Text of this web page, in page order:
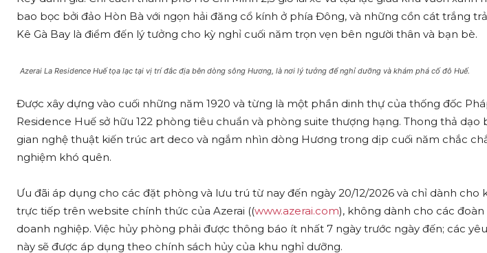
bao bọc bởi đảo Hòn Bà với ngọn hải đăng cổ kính ở phía Đông, và những cồn cát trắng
Kê Gà Bay là điểm đến lý tưởng cho kỳ nghỉ cuối năm trọn vẹn bên người thân và bạn bè.
Azerai La Residence Huế tọa lạc tại vị trí đắc địa bên dòng sông Hương, là nơi lý tưởng để nghỉ dưỡng và khám phá cố đô Huế.
Được xây dựng vào cuối những năm 1920 và từng là một phần dinh thự của thống đốc
Residence Huế sở hữu 122 phòng tiêu chuẩn và phòng suite thượng hạng. Thong thả
gian nghệ thuật kiến trúc art deco và ngắm nhìn dòng Hương trong dịp cuối năm chắc
nghiệm khó quên.
Ưu đãi áp dụng cho các đặt phòng và lưu trú từ nay đến ngày 20/12/2026 và chỉ dành cho
trực tiếp trên website chính thức của Azerai ((www.azerai.com), không dành cho các
doanh nghiệp. Việc hủy phòng phải được thông báo ít nhất 7 ngày trước ngày đến; các
này sẽ được áp dụng theo chính sách hủy của khu nghỉ dưỡng.